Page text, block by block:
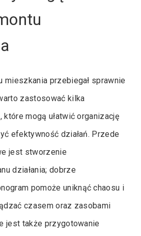
mieszkania przebiegał sprawnie
zastosować kilka
które mogą ułatwić organizację
efektywność działań. Przede
jest stworzenie
działania; dobrze
pomoże uniknąć chaosu i
czasem oraz zasobami
jest także przygotowanie